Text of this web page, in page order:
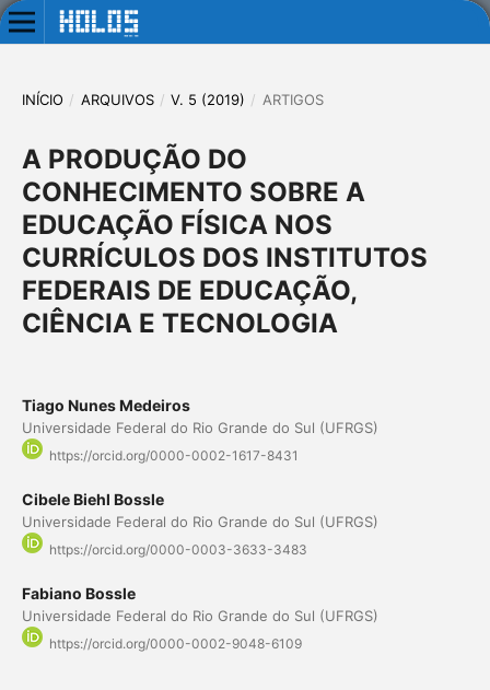
INÍCIO / ARQUIVOS / V. 5 (2019) / ARTIGOS
A PRODUÇÃO DO
CONHECIMENTO SOBRE A
EDUCAÇÃO FÍSICA NOS
CURRÍCULOS DOS INSTITUTOS
FEDERAIS DE EDUCAÇÃO,
CIÊNCIA E TECNOLOGIA
Tiago Nunes Medeiros
Universidade Federal do Rio Grande do Sul (UFRGS)
https://orcid.org/0000-0002-1617-8431
Cibele Biehl Bossle
Universidade Federal do Rio Grande do Sul (UFRGS)
https://orcid.org/0000-0003-3633-3483
Fabiano Bossle
Universidade Federal do Rio Grande do Sul (UFRGS)
https://orcid.org/0000-0002-9048-6109